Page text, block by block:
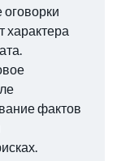
характера
фактов